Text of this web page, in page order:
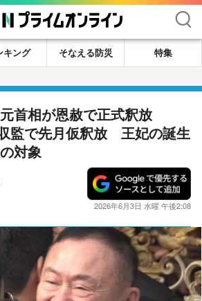
検索
キング そなえる防災
特集
首相が恩赦で正式釈放
監で先月仮釈放 王妃の誕生
対象
2026年6月3日 水曜 午後2:08